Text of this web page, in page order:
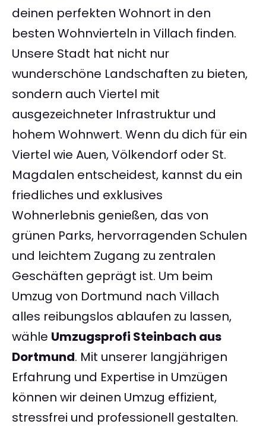
deinen perfekten Wohnort in den
besten Wohnvierteln in Villach finden.
Unsere Stadt hat nicht nur
wunderschöne Landschaften zu bieten,
sondern auch Viertel mit
ausgezeichneter Infrastruktur und
hohem Wohnwert. Wenn du dich für ein
Viertel wie Auen, Völkendorf oder St.
Magdalen entscheidest, kannst du ein
friedliches und exklusives
Wohnerlebnis genießen, das von
grünen Parks, hervorragenden Schulen
und leichtem Zugang zu zentralen
Geschäften geprägt ist. Um beim
Umzug von Dortmund nach Villach
alles reibungslos ablaufen zu lassen,
wähle Umzugsprofi Steinbach aus
Dortmund. Mit unserer langjährigen
Erfahrung und Expertise in Umzügen
können wir deinen Umzug effizient,
stressfrei und professionell gestalten.